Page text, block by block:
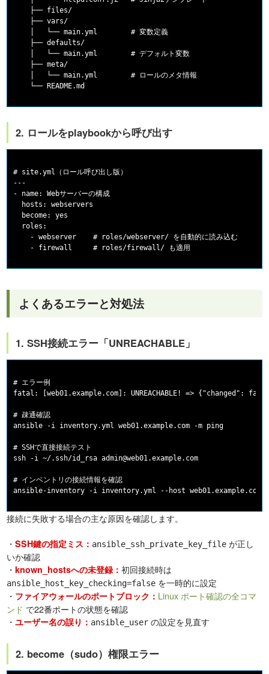
    ├── files/
    ├── vars/
    │   └── main.yml        # 変数定義
    ├── defaults/
    │   └── main.yml        # デフォルト変数
    ├── meta/
    │   └── main.yml        # ロールのメタ情報
2. ロールをplaybookから呼び出す
# site.yml（ロール呼び出し版）
---
- name: Webサーバーの構成
  hosts: webservers
  become: yes
  roles:
    - webserver    # roles/webserver/ を自動的に読み込む
よくあるエラーと対処法
1. SSH接続エラー「UNREACHABLE」
# エラー例
fatal: [web01.example.com]: UNREACHABLE! =>
# 疎通確認
ansible -i inventory.yml web01.example.com -m ping
# SSHで直接接続テスト
ssh -i ~/.ssh/id_rsa admin@web01.example.com
# インベントリの接続情報を確認
接続に失敗する場合の主な原因を確認します。
・SSH鍵の指定ミス： ansible_ssh_private_key_file が正し
いか確認
・known_hostsへの未登録：初回接続時は
ansible_host_key_checking=false を一時的に設定
・ ファイアウォールのポートブロック： Linux ポート確認の全コマ
ンド で22番ポートの状態を確認
・ユーザー名の誤り： ansible_user の設定を見直す
2. become（sudo）権限エラー